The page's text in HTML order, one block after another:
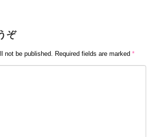
ぞ
not be published. Required fields are marked *